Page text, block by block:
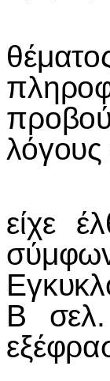
θέματo
πληρo
πρoβo
λόγo
Ο
είχε
σύμφω
Εγκυκλ
Β